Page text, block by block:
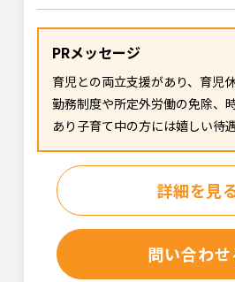
PRメッセージ
育児との両立支援があり、育児
勤務制度や所定外労働の免除、
あり子育て中の方には嬉しい待
詳細を見
問い合わせ